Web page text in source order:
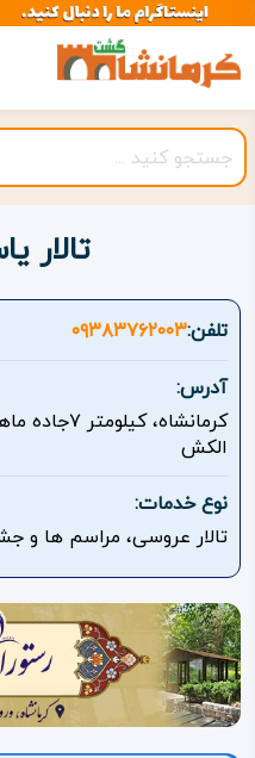
صفحه
اصلی
کرمانشاه
شهرستان
بیستون
روستاهای
هدف
اقامتگاه
ویژه
درباره
ما
تالار
تلفن:۰۹۳۸۳۷۶۲۰۰۳
آدرس:
کرمانشاه،
الکش
نوع خدمات:
تالار عروسی، مراسم ها و